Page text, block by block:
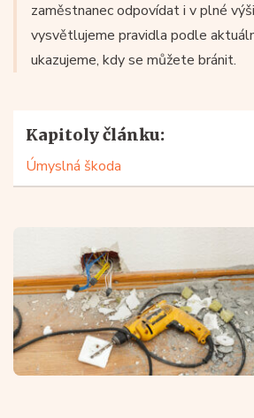
zaměstnanec odpovídat i v plné
vysvětlujeme pravidla podle
ukazujeme, kdy se můžete bránit.
Kapitoly článku:
Úmyslná škoda